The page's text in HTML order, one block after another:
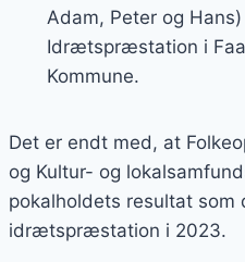
Adam, Peter og
Idrætspræstation i
Kommune.
Det er endt med, at
og Kultur- og
pokalholdets resultat som
idrætspræstation i 2023.